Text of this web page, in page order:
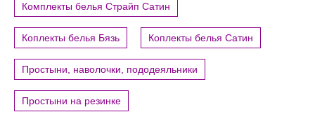
Комплекты белья Страйп Сатин
Коплекты белья Бязь Коплекты белья Сатин
Простыни, наволочки, пододеяльники
Простыни на резинке